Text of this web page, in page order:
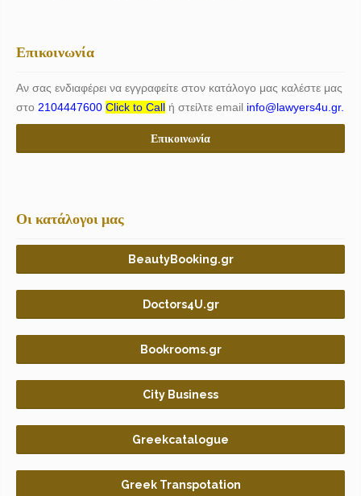
Επικοινωνία
Αν σας ενδιαφέρει να εγγραφείτε στον κατάλογο μας καλέστε μας
στο 2104447600 Click to Call ή στείλτε email info@lawyers4u.gr.
Επικοινωνία
Οι κατάλογοι μας
BeautyBooking.gr
Doctors4U.gr
Bookrooms.gr
City Business
Greekcatalogue
Greek Transpotation